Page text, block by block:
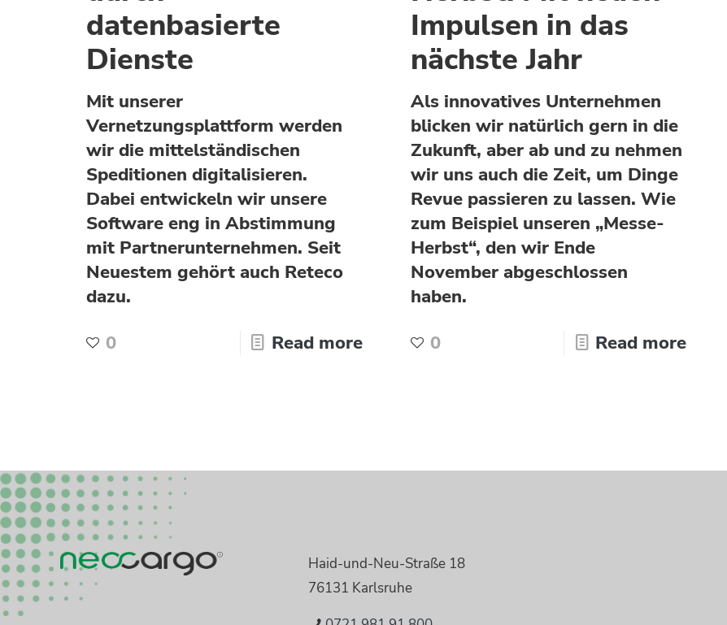
datenbasierte
Dienste
Mit unserer
Vernetzungsplattform werden
wir die mittelständischen
Speditionen digitalisieren.
Dabei entwickeln wir unsere
Software eng in Abstimmung
mit Partnerunternehmen. Seit
Neuestem gehört auch Reteco
dazu.
0
Read more
Impulsen in das
nächste Jahr
Als innovatives Unternehmen
blicken wir natürlich gern in die
Zukunft, aber ab und zu nehmen
wir uns auch die Zeit, um Dinge
Revue passieren zu lassen. Wie
zum Beispiel unseren „Messe-
Herbst“, den wir Ende
November abgeschlossen
haben.
0
Read more
Haid-und-Neu-Straße 18
76131 Karlsruhe